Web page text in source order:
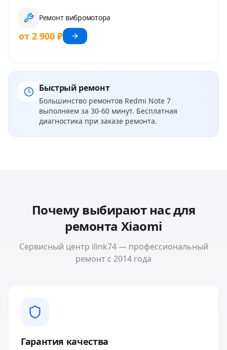
Ремонт вибромотора
от 2 900 ₽
Быстрый ремонт
Большинство ремонтов Redmi Note 7
выполняем за 30-60 минут. Бесплатная
диагностика при заказе ремонта.
Почему выбирают нас для
ремонта Xiaomi
Сервисный центр ilink74 — профессиональный
ремонт с 2014 года
Гарантия качества